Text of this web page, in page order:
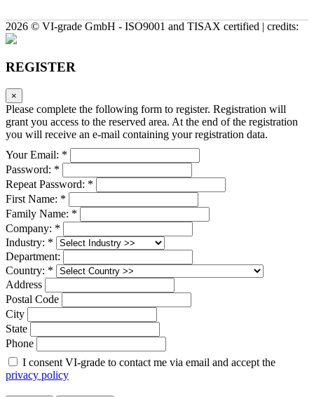
2026 © VI-grade GmbH - ISO9001 and TISAX certified | credits:
REGISTER
×
Please complete the following form to register. Registration will
grant you access to the reserved area. At the end of the registration
you will receive an e-mail containing your registration data.
Your Email: *
Password: *
Repeat Password: *
First Name: *
Family Name: *
Company: *
Industry: *
Department:
Country: *
Address
Postal Code
City
State
Phone
I consent VI-grade to contact me via email and accept the
privacy policy